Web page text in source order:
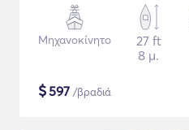
Μηχανοκίνητο
27 ft
8 μ.
$597 /βραδιά